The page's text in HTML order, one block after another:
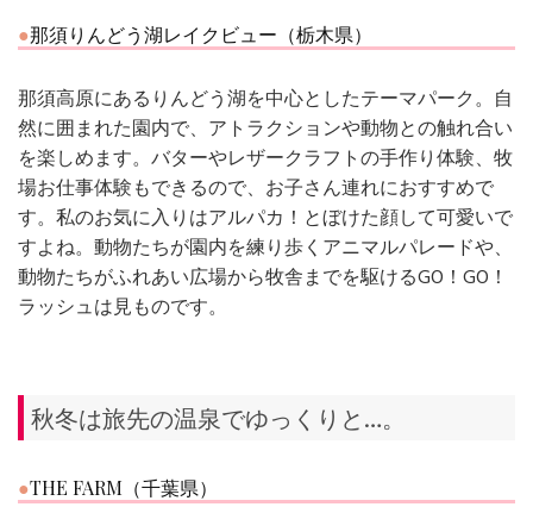
那須りんどう湖レイクビュー（栃木県）
那須高原にあるりんどう湖を中心としたテーマパーク。自
然に囲まれた園内で、アトラクションや動物との触れ合い
を楽しめます。バターやレザークラフトの手作り体験、牧
場お仕事体験もできるので、お子さん連れにおすすめで
す。私のお気に入りはアルパカ！とぼけた顔して可愛いで
すよね。動物たちが園内を練り歩くアニマルパレードや、
動物たちがふれあい広場から牧舎までを駆けるGO！GO！
ラッシュは見ものです。
秋冬は旅先の温泉でゆっくりと…。
THE FARM（千葉県）